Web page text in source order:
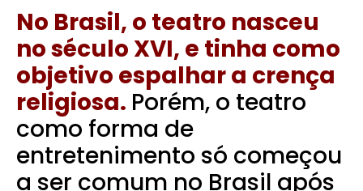
No Brasil, o teatro nasceu
no século XVI, e tinha como
objetivo espalhar a crença
religiosa. Porém, o teatro
como forma de
entretenimento só começou
a ser comum no Brasil após